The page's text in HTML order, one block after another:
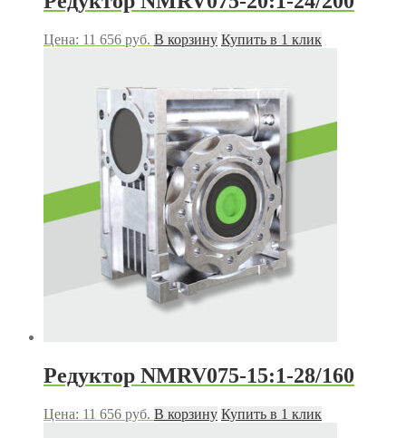
Цена: 11 656 руб. В корзину Купить в 1 клик
Редуктор NMRV075-15:1-28/160
Цена: 11 656 руб. В корзину Купить в 1 клик